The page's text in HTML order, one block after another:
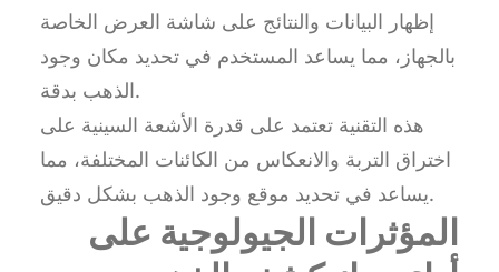
إظهار البيانات والنتائج على شاشة العرض الخاصة
بالجهاز، مما يساعد المستخدم في تحديد مكان وجود
الذهب بدقة.
هذه التقنية تعتمد على قدرة الأشعة السينية على
اختراق التربة والانعكاس من الكائنات المختلفة، مما
يساعد في تحديد موقع وجود الذهب بشكل دقيق.
المؤثرات الجيولوجية على